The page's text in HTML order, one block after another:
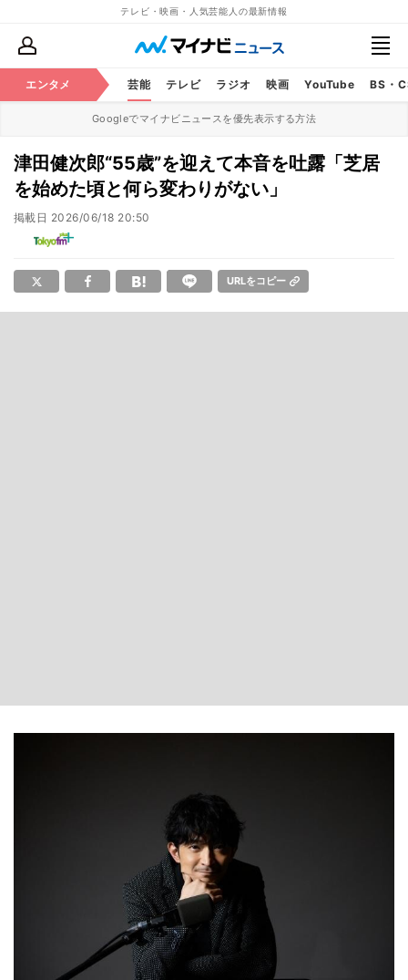
テレビ・映画・人気芸能人の最新情報
エンタメ 芸能 テレビ ラジオ 映画 YouTube BS・
Googleでマイナビニュースを優先表示する方法
津田健次郎“55歳”を迎えて本音を吐露「芝居
を始めた頃と何ら変わりがない」
掲載日 2026/06/18 20:50
URLをコピー